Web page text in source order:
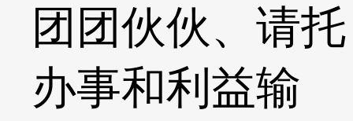
团团伙伙、请托
办事和利益输